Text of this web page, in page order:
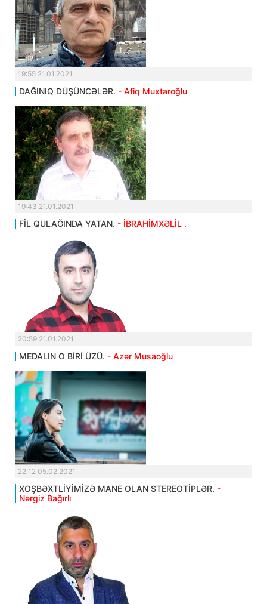
19:55 21.01.2021
DAĞINIQ DÜŞÜNCƏLƏR. - Afiq Muxtaroğlu
19:43 21.01.2021
FİL QULAĞINDA YATAN. - İBRAHİMXƏLİL .
20:59 21.01.2021
MEDALIN O BİRİ ÜZÜ. - Azər Musaoğlu
22:12 05.02.2021
XOŞBƏXTLİYİMİZƏ MANE OLAN STEREOTİPLƏR. -
Nərgiz Bağırlı